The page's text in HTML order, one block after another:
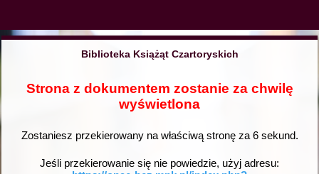
Biblioteka Książąt Czartoryskich
Strona z dokumentem zostanie za chwilę
wyświetlona
Zostaniesz przekierowany na właściwą stronę za 6sekund.
Jeśli przekierowanie się nie powiedzie, użyj adresu: